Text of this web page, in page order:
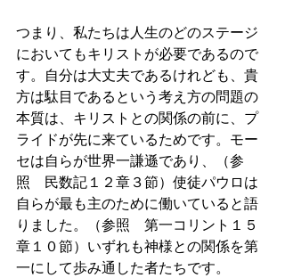
つまり、私たちは人生のどのステージ
においてもキリストが必要であるので
す。自分は大丈夫であるけれども、貴
方は駄目であるという考え方の問題の
本質は、キリストとの関係の前に、プ
ライドが先に来ているためです。モー
セは自らが世界一謙遜であり、（参
照　民数記１２章３節）使徒パウロは
自らが最も主のために働いていると語
りました。（参照　第一コリント１５
章１０節）いずれも神様との関係を第
一にして歩み通した者たちです。